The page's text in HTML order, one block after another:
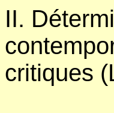
II.
critiques